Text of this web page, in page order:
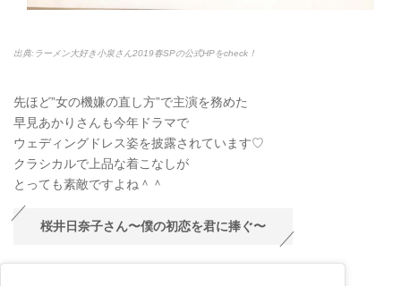
出典:ラーメン大好き小泉さん2019春SPの公式HPをcheck！
先ほど”女の機嫌の直し方”で主演を務めた
早見あかりさんも今年ドラマで
ウェディングドレス姿を披露されています♡
クラシカルで上品な着こなしが
とっても素敵ですよね＾＾
桜井日奈子さん〜僕の初恋を君に捧ぐ〜